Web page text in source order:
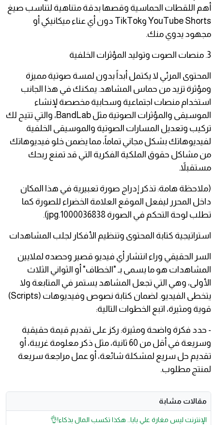
أهم اللقطات الحماسية وقصها بدقة متناهية لتناسب صيغ
YouTube Shorts وTikTok دون أي عناء ميكانيكي أو
مجهود يدوي منك.
3. منصات الصوت وتوليد المؤثرات الخلفية
المحتوى المرئي لا يكتمل أبداً بدون لمسة صوتية مميزة
ومؤثرة تزيد من حماس المشاهد. يمكنك في هذا الجانب
استخدام منصات اجتماعية وسحابية مخصصة لإنشاء
الموسيقى والمؤثرات الصوتية مثل BandLab، والتي تتيح لك
تركيب وتعديل المسارات الصوتية والموسيقى الخلفية
لفيديوهاتك بشكل مجاني تماماً، مما يضمن خلو فيديوهاتك
من مشاكل حقوق الملكية الفكرية التي قد تمنع ربحك
مستقبلاً.
(ملاحظة هامة: تذكر إدراج صورة تعبيرية في هذا المكان
داخل المحرر ليفعل الموقع العلامة الخضراء للصورة كما
تطلب لوحة التحكم في الصورة 1000036838.jpg).
استراتيجية كتابة المحتوى وتنظيم الأفكار لجلب المشاهدات
السر الحقيقي وراء انتشار أي فيديو قصير وحصده لملايين
المشاهدات هو ما يسمى بـ "الخطاف" أو الثواني الثلاث
الأولى، وهي التي تجعل المشاهد يستمر في المتابعة ولا
يتخطى الفيديو. لضمان كتابة نصوص وفيديوهات (Scripts)
قوية ومثيرة، اتبع الخطوات التالية:
- حدد فكرة واضحة ومثيرة: ركز على تقديم قيمة حقيقية
وسريعة في أقل من 60 ثانية، مثل ذكر معلومة غريبة، أو
تقديم حل سريع لمشكلة شائعة، أو عمل مراجعة سريعة
لمنتج مطلوب.
مقالات مشابة
الإنترنت ليس مغارة علي بابا.. هكذا تكسب المال بذكاء!👌